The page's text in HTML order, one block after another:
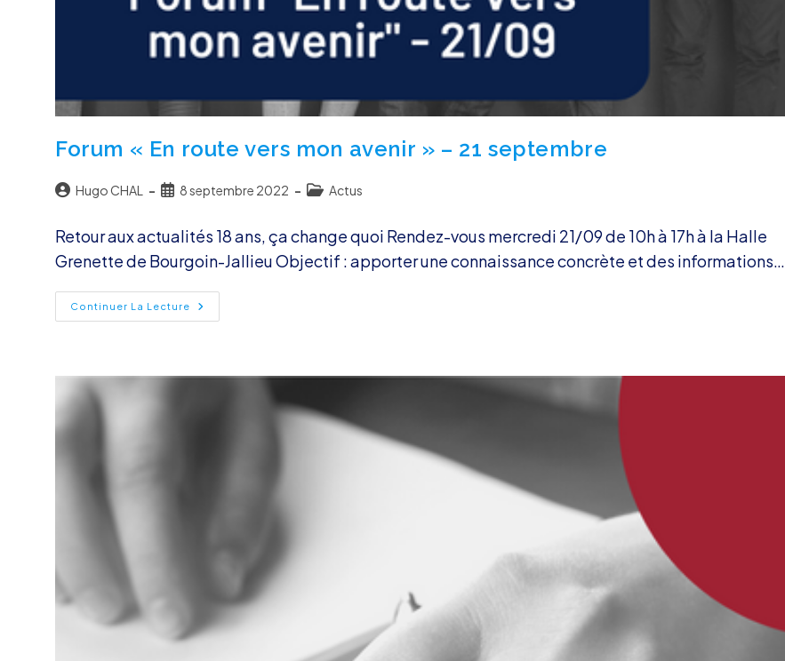
Forum « En route vers mon avenir » – 21 septembre
Auteur/autrice
la
publication :
Hugo CHAL
Publication
8 septembre 2022
PostActus
Retour aux actualités 18 ans, ça change quoi Rendez-vous mercredi 21/09 de 10h à 17h à la Halle
Grenette de Bourgoin-Jallieu Objectif : apporter une connaissance concrète et des informations…
Continuer La Lecture Forum
« En
–